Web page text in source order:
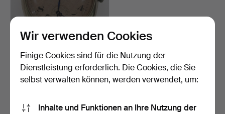
ARMBANDUHR. Nickel, 15
Jewels, "Trench-wat…
5 Tage
Wir verwenden Cookies
Einige Cookies sind für die Nutzung der
Dienstleistung erforderlich. Die Cookies, die Sie
selbst verwalten können, werden verwendet, um:
Inhalte und Funktionen an Ihre Nutzung der